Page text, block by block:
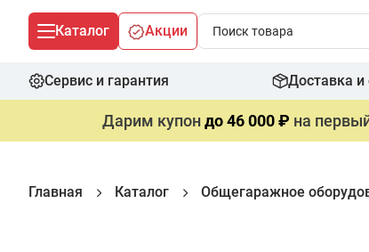
Каталог Акции
Сервис и гарантия Доставка и
Дарим купондо 46 000 ₽ на
Главная Каталог Общегаражное